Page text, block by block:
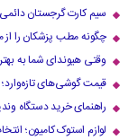
سیم کارت گرجستان دائمی
چگونه مطب پزشکان را
وقتی هیوندای شما به
قیمت گوشی‌های
راهنمای خرید دستگاه
لوازم استوک کامیون؛